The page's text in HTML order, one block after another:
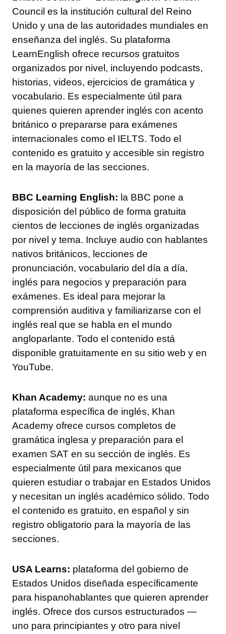
Council es la institución cultural del Reino
Unido y una de las autoridades mundiales en
enseñanza del inglés. Su plataforma
LearnEnglish ofrece recursos gratuitos
organizados por nivel, incluyendo podcasts,
historias, videos, ejercicios de gramática y
vocabulario. Es especialmente útil para
quienes quieren aprender inglés con acento
británico o prepararse para exámenes
internacionales como el IELTS. Todo el
contenido es gratuito y accesible sin registro
en la mayoría de las secciones.
BBC Learning English: la BBC pone a
disposición del público de forma gratuita
cientos de lecciones de inglés organizadas
por nivel y tema. Incluye audio con hablantes
nativos británicos, lecciones de
pronunciación, vocabulario del día a día,
inglés para negocios y preparación para
exámenes. Es ideal para mejorar la
comprensión auditiva y familiarizarse con el
inglés real que se habla en el mundo
angloparlante. Todo el contenido está
disponible gratuitamente en su sitio web y en
YouTube.
Khan Academy: aunque no es una
plataforma específica de inglés, Khan
Academy ofrece cursos completos de
gramática inglesa y preparación para el
examen SAT en su sección de inglés. Es
especialmente útil para mexicanos que
quieren estudiar o trabajar en Estados Unidos
y necesitan un inglés académico sólido. Todo
el contenido es gratuito, en español y sin
registro obligatorio para la mayoría de las
secciones.
USA Learns: plataforma del gobierno de
Estados Unidos diseñada específicamente
para hispanohablantes que quieren aprender
inglés. Ofrece dos cursos estructurados —
uno para principiantes y otro para nivel